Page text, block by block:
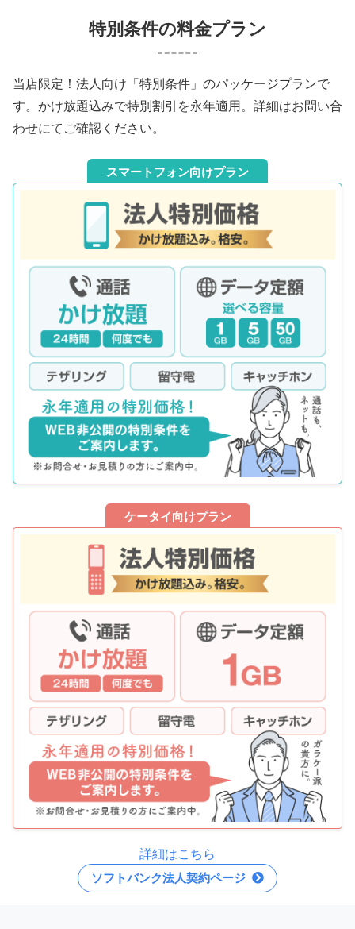
特別条件の料金プラン
当店限定！法人向け「特別条件」のパッケージプランで
す。かけ放題込みで特別割引を永年適用。 詳細はお問い合
わせにてご確認ください。
スマートフォン向けプラン
ケータイ向けプラン
詳細はこちら
ソフトバンク法人契約ページ